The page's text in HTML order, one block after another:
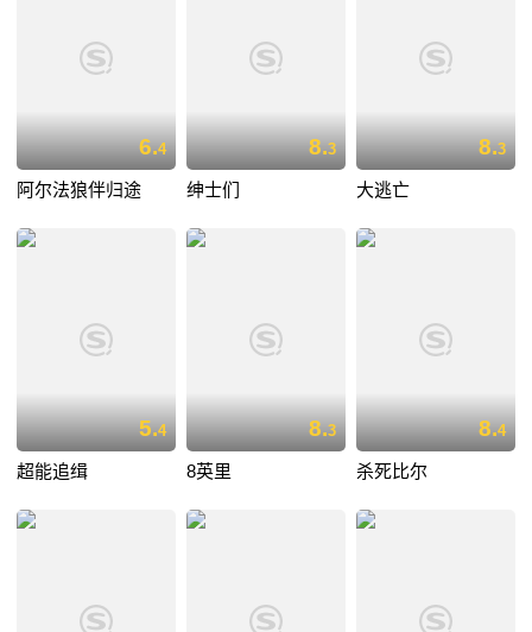
6.4
阿尔法狼伴归途
8.3
绅士们
8.3
大逃亡
5.4
超能追缉
8.3
8英里
8.4
杀死比尔